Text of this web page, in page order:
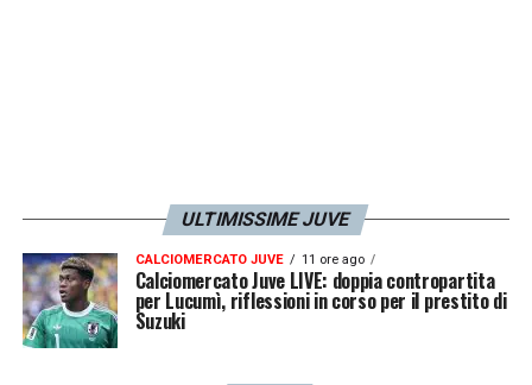
involontario e ho pagato con queste due
giornate. Salterò la Juventus ma so già che i
miei compagni mi daranno delle gioie».
ULTIMISSIME JUVE
CALCIOMERCATO JUVE 11 ore ago
Calciomercato Juve LIVE: doppia contropartita
per Lucumì, riflessioni in corso per il prestito di
Suzuki